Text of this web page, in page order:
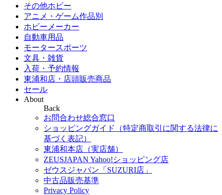
その他ホビー
アニメ・ゲーム作品別
ホビーメーカー
自動車用品
モータースポーツ
文具・雑貨
入荷・予約情報
東浦和店・店頭販売商品
セール
About
Back
お問合わせ総合窓口
ショッピングガイド（特定商取引に関する法律に
基づく表記）
東浦和本店（実店舗）
ZEUSJAPAN Yahoo!ショッピング店
ゼウスジャパン「SUZURI店」
中古品販売基準
Privacy Policy